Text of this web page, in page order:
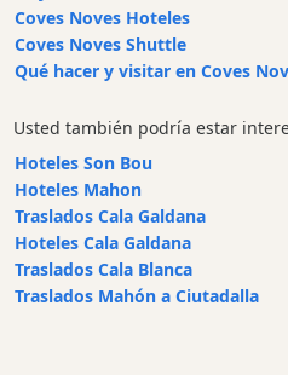
y
Bebidas
Cultura
Para
Música
en
vivo
Discoteca
Terrazas
Coves Noves Hoteles
Coves Noves Shuttle
Qué hacer y visitar en Coves
Usted también podría estar
Hoteles Son Bou
Hoteles Mahon
Traslados Cala Galdana
Hoteles Cala Galdana
Traslados Cala Blanca
Traslados Mahón a Ciutadalla